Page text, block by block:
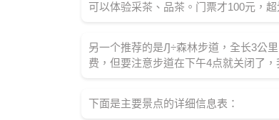
可以体验采茶、品茶。门票才100元，
另一个推荐的是Ԓ÷森林步道，全长3公
费，但要注意步道在下午4点就关闭了
下面是主要景点的详细信息表：